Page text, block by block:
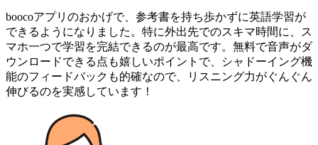
boocoアプリのおかげで、参考書を持ち歩かずに英語学習が
できるようになりました。特に外出先でのスキマ時間に、ス
マホ一つで学習を完結できるのが最高です。無料で音声がダ
ウンロードできる点も嬉しいポイントで、シャドーイング機
能のフィードバックも的確なので、リスニング力がぐんぐん
伸びるのを実感しています！